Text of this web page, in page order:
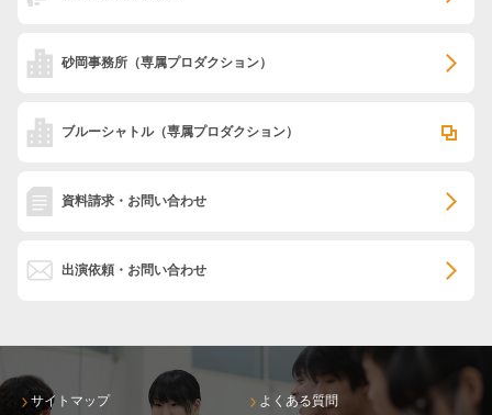
砂岡事務所 （専属プロダクション）
ブルーシャトル（専属プロダクション）
資料請求・お問い合わせ
出演依頼・お問い合わせ
サイトマップ
よくある質問